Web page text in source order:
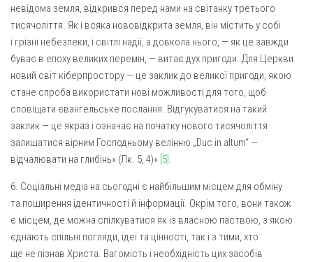
невідома земля, відкрився перед нами на світанку третього
тисячоліття. Як і всяка нововідкрита земля, він містить у собі
і грізні небезпеки, і світлі надії, а довкола нього, — як це завжди
буває в епоху великих перемін, — витає дух пригоди. Для Церкви
новий світ кіберпростору — це заклик до великої пригоди, якою
стане спроба використати нові можливості для того, щоб
сповіщати євангельське послання. Відгукуватися на такий
заклик — це якраз і означає на початку нового тисячоліття
залишатися вірним Господньому велінню „Duc in altum“ —
відчалювати на глибінь» (Лк. 5, 4)» [5] .
6. Соціальні медіа на сьогодні є найбільшим місцем для обміну
та поширення ідентичності й інформації. Окрім того, вони також
є місцем, де можна спілкуватися як із власною паствою, з якою
єднають спільні погляди, ідеї та цінності, так і з тими, хто
ще не пізнав Христа. Вагомість і необхідність цих засобів